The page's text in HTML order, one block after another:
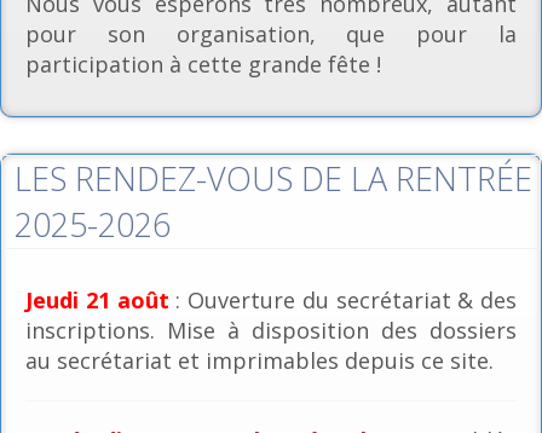
pour son organisation, que pour la
participation à cette grande fête !
LES RENDEZ-VOUS DE LA RENTRÉE
2025-2026
Jeudi 21 août : Ouverture du secrétariat & des
inscriptions. Mise à disposition des dossiers
au secrétariat et imprimables depuis ce site.